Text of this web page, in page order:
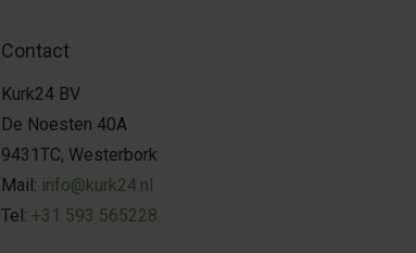
Contact
Kurk24 BV
De Noesten 40A
9431TC, Westerbork
Mail: info@kurk24.nl
Tel: +31 593 565228